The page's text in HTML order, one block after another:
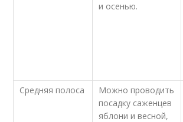
и осенью.
Средняя полоса
Можно проводить
посадку саженцев
яблони и весной,